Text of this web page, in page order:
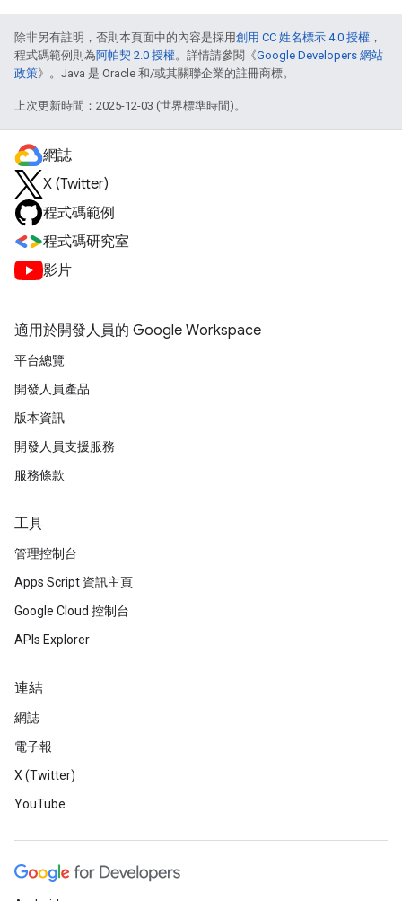
除非另有註明，否則本頁面中的內容是採用創用 CC 姓名標示 4.0 授權 ，
程式碼範例則為阿帕契 2.0 授權。詳情請參閱《Google Developers 網站
政策》。Java 是 Oracle 和/或其關聯企業的註冊商標。
上次更新時間：2025-12-03 (世界標準時間)。
網誌
X (Twitter)
程式碼範例
程式碼研究室
影片
適用於開發人員的 Google Workspace
平台總覽
開發人員產品
版本資訊
開發人員支援服務
服務條款
工具
管理控制台
Apps Script 資訊主頁
Google Cloud 控制台
APIs Explorer
連結
網誌
電子報
X (Twitter)
YouTube